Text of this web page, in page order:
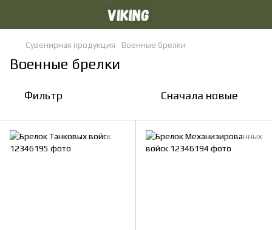
Сувенирная продукция Военные брелки
Военные брелки
Фильтр Сначала новые